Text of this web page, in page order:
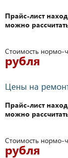
Прайс-лист
можно
Стоимость нормо-
рубля
Цены на
Прайс-лист
можно
Стоимость нормо-
рубля